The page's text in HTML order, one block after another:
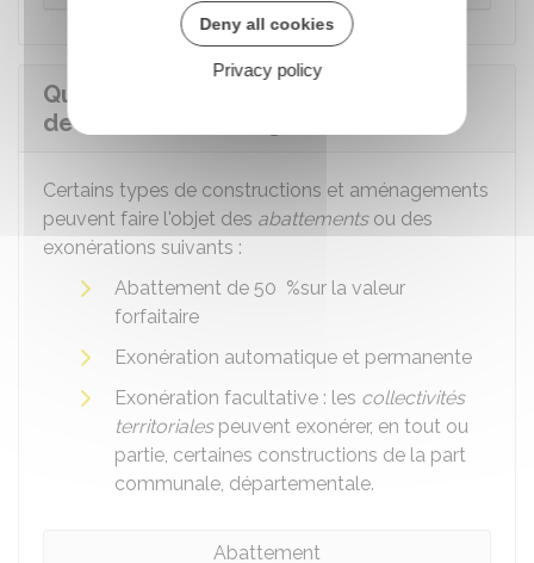
Quels abattements et exonérations
de la taxe d'aménagement ?
Certains types de constructions et aménagements
peuvent faire l'objet des abattementsou des
exonérations suivants :
Abattement de 50 %sur la valeur
forfaitaire
Exonération automatique et permanente
Exonération facultative : les collectivités
territorialespeuvent exonérer, en tout ou
partie, certaines constructions de la part
communale, départementale.
Abattement
Deny all cookies
Privacy policy